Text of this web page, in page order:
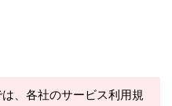
、各社のサービス利用規